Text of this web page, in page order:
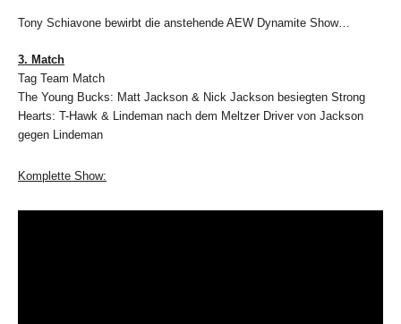
Tony Schiavone bewirbt die anstehende AEW Dynamite Show…
3. Match
Tag Team Match
The Young Bucks: Matt Jackson & Nick Jackson besiegten Strong
Hearts: T-Hawk & Lindeman nach dem Meltzer Driver von Jackson
gegen Lindeman
Komplette Show: